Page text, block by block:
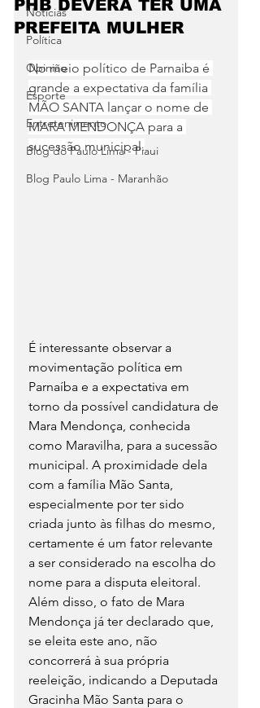
Notícias
Política
Opinião
Esporte
Entretenimento
Blog do Paulo Lima - Piaui
Blog Paulo Lima - Maranhão
PHB DEVERÁ TER UMA
PREFEITA MULHER
No meio político de Parnaiba é
grande a expectativa da família
MÃO SANTA lançar o nome de
MARA MENDONÇA para a
sucessão municipal.
É interessante observar a
movimentação política em
Parnaíba e a expectativa em
torno da possível candidatura de
Mara Mendonça, conhecida
como Maravilha, para a sucessão
municipal. A proximidade dela
com a família Mão Santa,
especialmente por ter sido
criada junto às filhas do mesmo,
certamente é um fator relevante
a ser considerado na escolha do
nome para a disputa eleitoral.
Além disso, o fato de Mara
Mendonça já ter declarado que,
se eleita este ano, não
concorrerá à sua própria
reeleição, indicando a Deputada
Gracinha Mão Santa para o